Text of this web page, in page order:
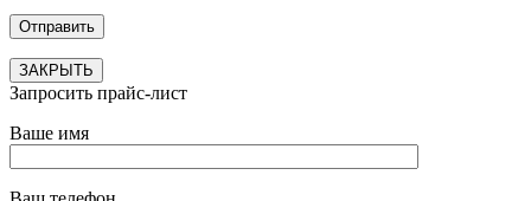
ЗАКРЫТЬ
Запросить прайс-лист
Ваше имя